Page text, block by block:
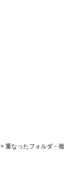
> 重なったフォルダ・